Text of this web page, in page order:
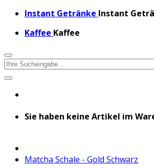
Instant Getränke Instant
Kaffee Kaffee
Sie haben keine Artikel im
Matcha Schale - Gold Schwarz